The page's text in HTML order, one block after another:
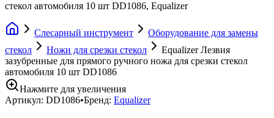
стекол автомобиля 10 шт DD1086, Equalizer
Слесарный инструмент
Оборудование для замены
стекол
Ножи для срезки стекол
Equalizer Лезвия
зазубренные для прямого ручного ножа для срезки стекол
автомобиля 10 шт DD1086
Нажмите для увеличения
Артикул: DD1086•Бренд: Equalizer